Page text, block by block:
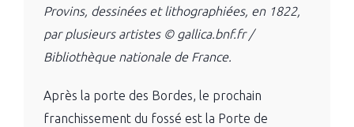
Provins, dessinées et lithographiées, en 1822,
par plusieurs artistes © gallica.bnf.fr /
Bibliothèque nationale de France.
Après la porte des Bordes, le prochain
franchissement du fossé est la Porte de